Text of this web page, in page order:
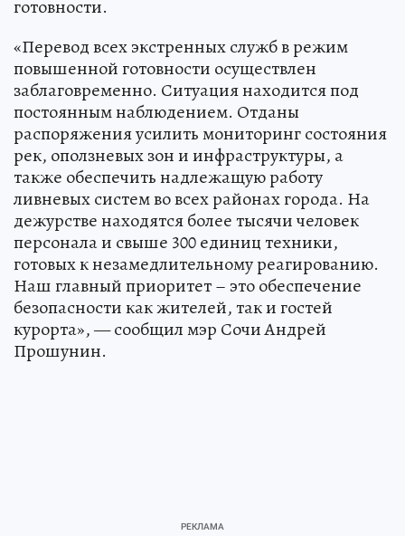
готовности.
«Перевод всех экстренных служб в режим
повышенной готовности осуществлен
заблаговременно. Ситуация находится под
постоянным наблюдением. Отданы
распоряжения усилить мониторинг состояния
рек, оползневых зон и инфраструктуры, а
также обеспечить надлежащую работу
ливневых систем во всех районах города. На
дежурстве находятся более тысячи человек
персонала и свыше 300 единиц техники,
готовых к незамедлительному реагированию.
Наш главный приоритет – это обеспечение
безопасности как жителей, так и гостей
курорта», — сообщил мэр Сочи Андрей
Прошунин.